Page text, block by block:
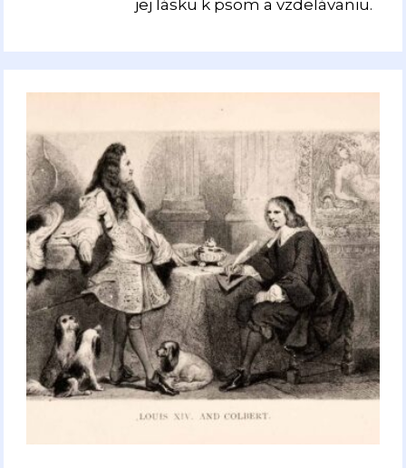
jej lásku k psom a vzdelávaniu.